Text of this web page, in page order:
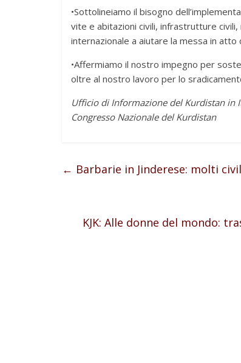
•Sottolineiamo il bisogno
vite e abitazioni civili, infrastrutture
internazionale a aiutare la messa in
•Affermiamo il nostro impegno per
oltre al nostro lavoro per lo
Ufficio di Informazione del Kurdistan in
Congresso Nazionale del Kurdistan
← Barbarie in Jinderese: molti
KJK: Alle donne del mondo: